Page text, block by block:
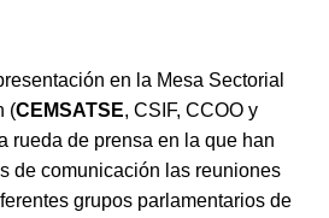
en la Mesa Sectorial
(CEMSATSE, CSIF, CCOO y
rueda de prensa en la que han
de comunicación las reuniones
grupos parlamentarios de